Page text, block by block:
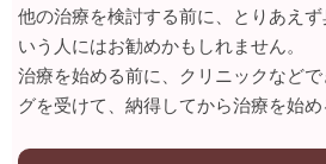
他の治療を検討する前に、とりあえ
いう人にはお勧めかもしれません。
治療を始める前に、クリニックなど
グを受けて、納得してから治療を始